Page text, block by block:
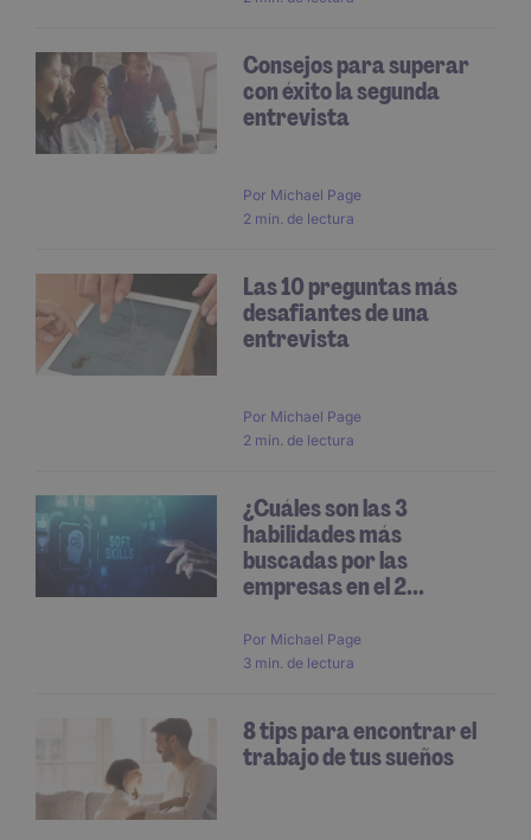
Consejos para superar
con éxito la segunda
entrevista
Por Michael Page
2 min. de lectura
Las 10 preguntas más
desafiantes de una
entrevista
Por Michael Page
2 min. de lectura
¿Cuáles son las 3
habilidades más
buscadas por las
empresas en el 2...
Por Michael Page
3 min. de lectura
8 tips para encontrar el
trabajo de tus sueños